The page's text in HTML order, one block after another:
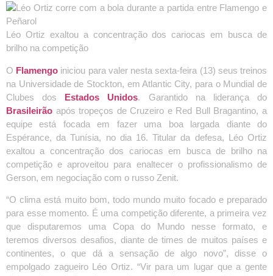
Léo Ortiz exaltou a concentração dos cariocas em busca de
brilho na competição
O Flamengo iniciou para valer nesta sexta-feira (13) seus treinos
na Universidade de Stockton, em Atlantic City, para o Mundial de
Clubes dos Estados Unidos. Garantido na liderança do
Brasileirão após tropeços de Cruzeiro e Red Bull Bragantino, a
equipe está focada em fazer uma boa largada diante do
Espérance, da Tunísia, no dia 16. Titular da defesa, Léo Ortiz
exaltou a concentração dos cariocas em busca de brilho na
competição e aproveitou para enaltecer o profissionalismo de
Gerson, em negociação com o russo Zenit.
“O clima está muito bom, todo mundo muito focado e preparado
para esse momento. É uma competição diferente, a primeira vez
que disputaremos uma Copa do Mundo nesse formato, e
teremos diversos desafios, diante de times de muitos países e
continentes, o que dá a sensação de algo novo”, disse o
empolgado zagueiro Léo Ortiz. “Vir para um lugar que a gente